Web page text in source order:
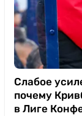
Слабое
почему
в Лиге